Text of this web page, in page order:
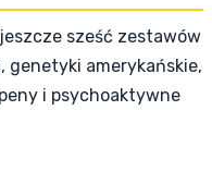
sześć zestawów
genetyki amerykańskie,
i psychoaktywne